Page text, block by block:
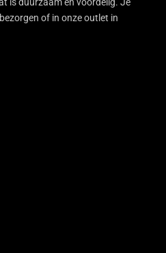
is duurzaam en voordelig. Je
of in onze outlet in